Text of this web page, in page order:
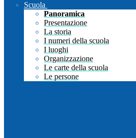
Scuola
Panoramica
Presentazione
La storia
I numeri della scuola
I luoghi
Organizzazione
Le carte della scuola
Le persone